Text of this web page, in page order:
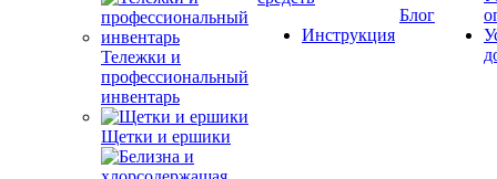
Тележки и
профессиональный
инвентарь
Щетки и ершики
Инструкция
Блог